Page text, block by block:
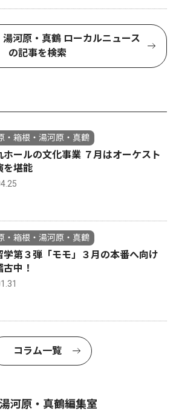
河原・真鶴 ローカルニュース
の記事を検索
・箱根・湯河原・真鶴
ホールの文化事業 ７月はオーケスト
を堪能
・箱根・湯河原・真鶴
学第３弾「モモ」３月の本番へ向け
中！
コラム一覧
河原・真鶴編集室